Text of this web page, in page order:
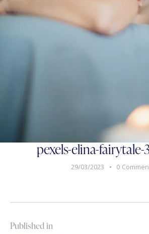
pexels-elina-fairytale-
29/03/2023 0
Published in